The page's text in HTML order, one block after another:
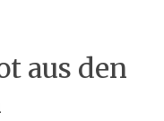
aus den